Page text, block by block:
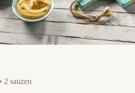
2 sauzen